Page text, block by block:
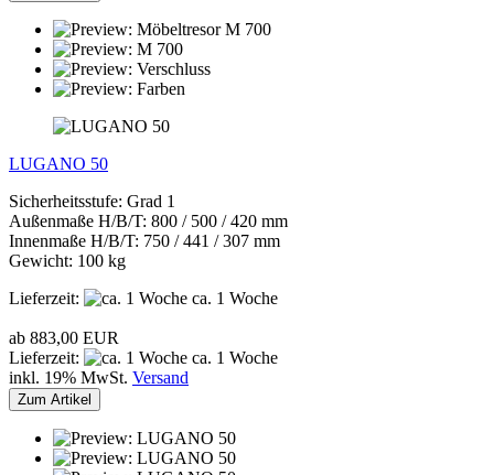
LUGANO 50
Sicherheitsstufe: Grad 1
Außenmaße H/B/T: 800 / 500 / 420 mm
Innenmaße H/B/T: 750 / 441 / 307 mm
Gewicht: 100 kg
Lieferzeit:
ca. 1 Woche
ab 883,00 EUR
Lieferzeit:
ca. 1 Woche
inkl. 19% MwSt. Versand
Zum Artikel